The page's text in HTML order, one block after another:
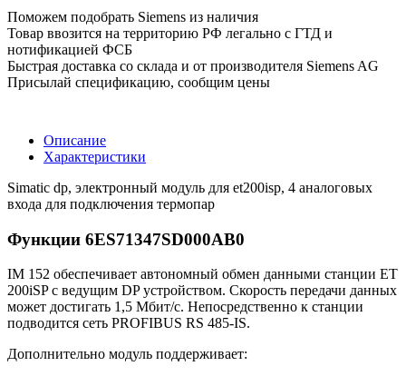
Поможем подобрать Siemens из наличия
Товар ввозится на территорию РФ легально с ГТД и
нотификацией ФСБ
Быстрая доставка со склада и от производителя Siemens AG
Присылай спецификацию, сообщим цены
Описание
Характеристики
Simatic dp, электронный модуль для et200isp, 4 аналоговых
входа для подключения термопар
Функции 6ES71347SD000AB0
IM 152 обеспечивает автономный обмен данными станции ET
200iSP с ведущим DP устройством. Скорость передачи данных
может достигать 1,5 Мбит/с. Непосредственно к станции
подводится сеть PROFIBUS RS 485-IS.
Дополнительно модуль поддерживает: